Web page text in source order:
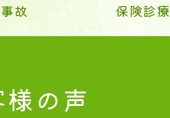
故 保険診療
の声